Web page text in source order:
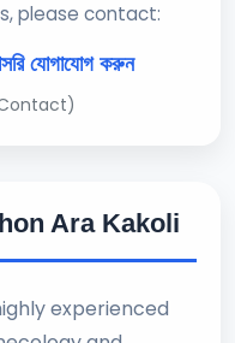
please contact:
যোগাযোগ করুন
Ara Kakoli
experienced